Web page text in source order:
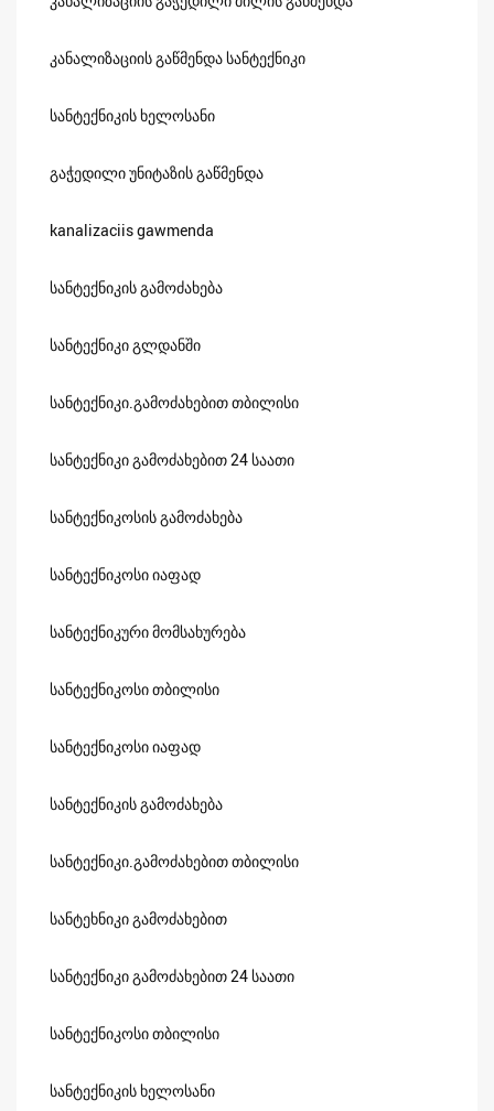
კანალიზაციის გაწმენდა სანტექნიკი
სანტექნიკის ხელოსანი
გაჭედილი უნიტაზის გაწმენდა
kanalizaciis gawmenda
სანტექნიკის გამოძახება
სანტექნიკი გლდანში
სანტექნიკი.გამოძახებით თბილისი
სანტექნიკი გამოძახებით 24 საათი
სანტექნიკოსის გამოძახება
სანტექნიკოსი იაფად
სანტექნიკური მომსახურება
სანტექნიკოსი თბილისი
სანტექნიკოსი იაფად
სანტექნიკის გამოძახება
სანტექნიკი.გამოძახებით თბილისი
სანტეხნიკი გამოძახებით
სანტექნიკი გამოძახებით 24 საათი
სანტექნიკოსი თბილისი
სანტექნიკის ხელოსანი